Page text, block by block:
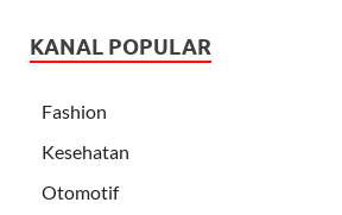
KANAL POPULAR
Fashion
Kesehatan
Otomotif